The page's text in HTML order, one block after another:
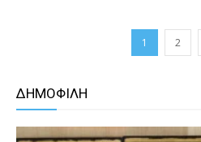
1 2
ΔΗΜΟΦΙΛΗ